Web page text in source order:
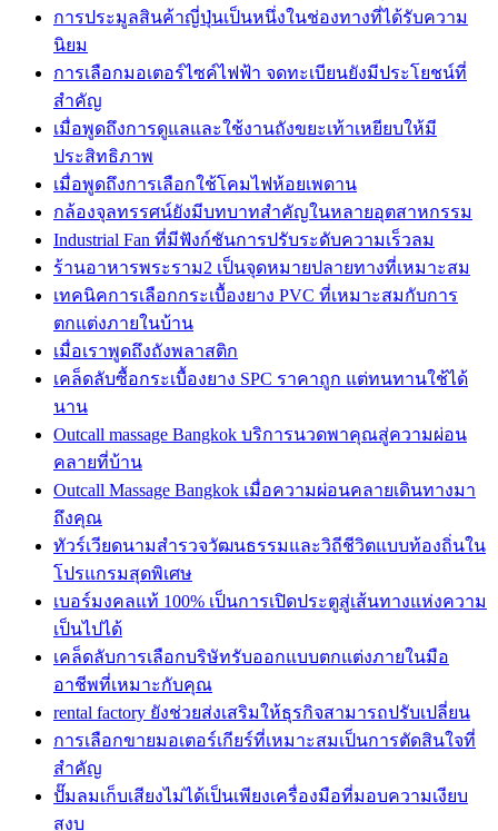
การประมูลสินค้าญี่ปุ่นเป็นหนึ่งในช่องทางที่ได้รับความ
นิยม
การเลือกมอเตอร์ไซค์ไฟฟ้า จดทะเบียนยังมีประโยชน์ที่
สำคัญ
เมื่อพูดถึงการดูแลและใช้งานถังขยะเท้าเหยียบให้มี
ประสิทธิภาพ
เมื่อพูดถึงการเลือกใช้โคมไฟห้อยเพดาน
กล้องจุลทรรศน์ยังมีบทบาทสำคัญในหลายอุตสาหกรรม
Industrial Fan ที่มีฟังก์ชันการปรับระดับความเร็วลม
ร้านอาหารพระราม2 เป็นจุดหมายปลายทางที่เหมาะสม
เทคนิคการเลือกกระเบื้องยาง PVC ที่เหมาะสมกับการ
ตกแต่งภายในบ้าน
เมื่อเราพูดถึงถังพลาสติก
เคล็ดลับซื้อกระเบื้องยาง SPC ราคาถูก แต่ทนทานใช้ได้
นาน
Outcall massage Bangkok บริการนวดพาคุณสู่ความผ่อน
คลายที่บ้าน
Outcall Massage Bangkok เมื่อความผ่อนคลายเดินทางมา
ถึงคุณ
ทัวร์เวียดนามสำรวจวัฒนธรรมและวิถีชีวิตแบบท้องถิ่นใน
โปรแกรมสุดพิเศษ
เบอร์มงคลแท้ 100% เป็นการเปิดประตูสู่เส้นทางแห่งความ
เป็นไปได้
เคล็ดลับการเลือกบริษัทรับออกแบบตกแต่งภายในมือ
อาชีพที่เหมาะกับคุณ
rental factory ยังช่วยส่งเสริมให้ธุรกิจสามารถปรับเปลี่ยน
การเลือกขายมอเตอร์เกียร์ที่เหมาะสมเป็นการตัดสินใจที่
สำคัญ
ปั๊มลมเก็บเสียงไม่ได้เป็นเพียงเครื่องมือที่มอบความเงียบ
สงบ